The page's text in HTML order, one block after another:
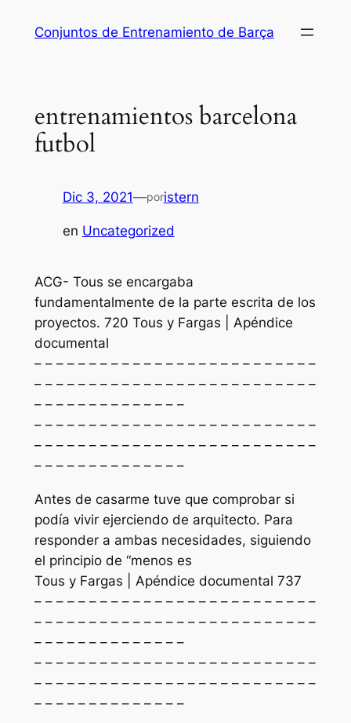
Conjuntos de Entrenamiento de Barça
entrenamientos barcelona
futbol
Dic 3, 2021—poristern
en Uncategorized
ACG- Tous se encargaba
fundamentalmente de la parte escrita de los
proyectos. 720 Tous y Fargas | Apéndice
documental
– – – – – – – – – – – – – – – – – – – – – – – – – –
– – – – – – – – – – – – – – – – – – – – – – – – – –
– – – – – – – – – – – – – –
– – – – – – – – – – – – – – – – – – – – – – – – – –
– – – – – – – – – – – – – – – – – – – – – – – – – –
– – – – – – – – – – – – – –
Antes de casarme tuve que comprobar si
podía vivir ejerciendo de arquitecto. Para
responder a ambas necesidades, siguiendo
el principio de “menos es
Tous y Fargas | Apéndice documental 737
– – – – – – – – – – – – – – – – – – – – – – – – – –
– – – – – – – – – – – – – – – – – – – – – – – – – –
– – – – – – – – – – – – – –
– – – – – – – – – – – – – – – – – – – – – – – – – –
– – – – – – – – – – – – – – – – – – – – – – – – – –
– – – – – – – – – – – – – –